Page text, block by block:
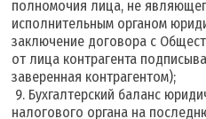
полномочия лица, не
исполнительным органом
заключение договора с
от лица контрагента
заверенная контрагентом);
9. Бухгалтерский баланс
налогового органа на